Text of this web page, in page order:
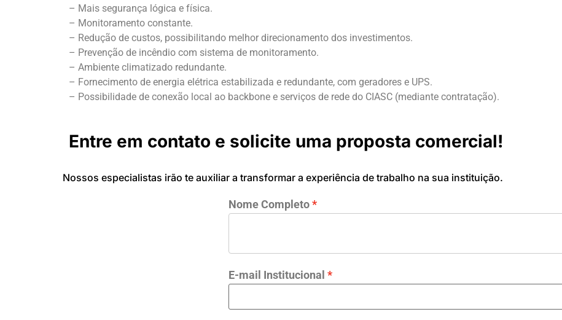
– Mais segurança lógica e física.
– Monitoramento constante.
– Redução de custos, possibilitando melhor direcionamento dos investimentos.
– Prevenção de incêndio com sistema de monitoramento.
– Ambiente climatizado redundante.
– Fornecimento de energia elétrica estabilizada e redundante, com geradores e UPS.
– Possibilidade de conexão local ao backbone e serviços de rede do CIASC (mediante contratação).
Entre em contato e solicite uma proposta comercial!
Nossos especialistas irão te auxiliar a transformar a experiência de trabalho na sua instituição.
Nome Completo
E-mail Institucional